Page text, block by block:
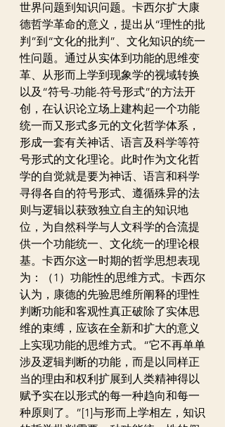
世界问题到知识问题。卡西尔扩大康
德哲学革命的意义，提出从“理性的批
判”到“文化的批判”、文化知识的统一
性问题。通过从实体到功能的思维变
革、从形而上学到现象学的视域转换
以及“符号-功能-符号形式”的方法开
创，在认识论立场上建构起一个功能
统一而又形式多元的文化哲学体系，
形成一套有关神话、语言及科学等符
号形式的文化理论。此时作为文化哲
学的自觉就是要为神话、语言和科学
寻得各自的符号形式、遵循殊异的法
则与逻辑以获致独立自主的知识地
位，为自然科学与人文科学的合流提
供一个功能统一、文化统一的理论根
基。卡西尔这一时期的哲学思想表现
为：（1）功能性的思维方式。卡西尔
认为，康德的先验思维所阐释的理性
判断功能和客观性真正破除了实体思
维的束缚，应该在全新和扩大的意义
上实现功能的思维方式。“它不再单单
涉及逻辑判断的功能，而是以同样正
当的理由和权利扩展到人类精神得以
赋予实在以形式的每一种趋向和每一
种原则了。”[1]与形而上学相左，知识